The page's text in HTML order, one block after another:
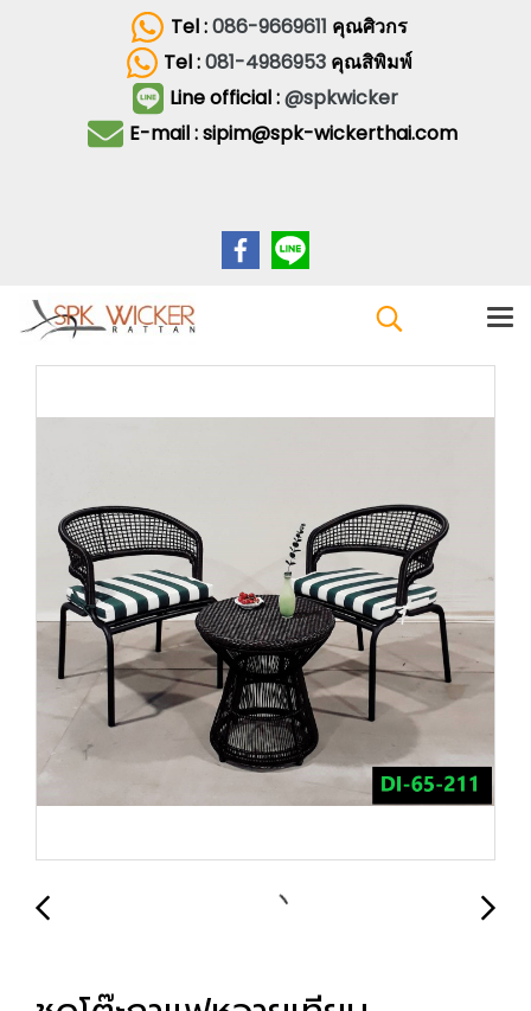
Tel :086-9669611 คุณศิวกร
Tel :081-4986953 คุณสิพิมพ์
Line official :@spkwicker
E-mail : sipim@spk-wickerthai.com